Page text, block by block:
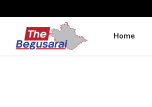
Home